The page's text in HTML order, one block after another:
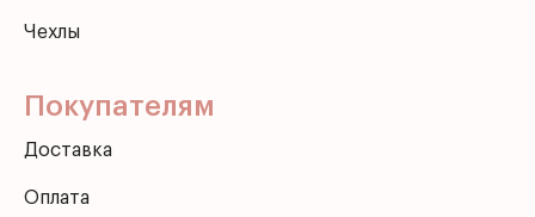
Чехлы
Покупателям
Доставка
Оплата